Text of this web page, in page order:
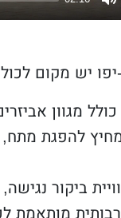
יש מקום
מגוון
להפגת מתח,
ביקור
מותאמת